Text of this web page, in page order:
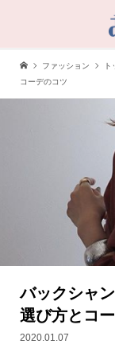
ファッション ト
コーデのコツ
バックシャ
選び方とコ
2020.01.07